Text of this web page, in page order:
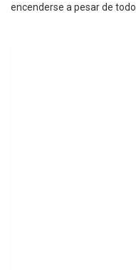
encenderse a pesar de todo.